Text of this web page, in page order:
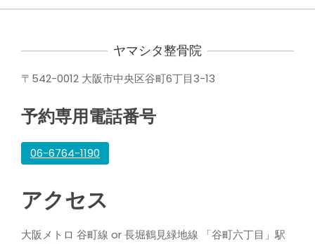
ヤマシタ整骨院
〒542-0012 大阪市中央区谷町6丁目3-13
予約専用電話番号
06-6764-1190
アクセス
大阪メトロ 谷町線 or 長堀鶴見緑地線 「谷町六丁目」駅